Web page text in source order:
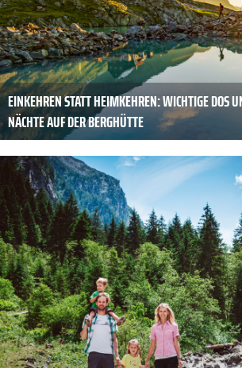
EINKEHREN STATT HEIMKEHREN: WICHTIGE DOS
NÄCHTE AUF DER BERGHÜTTE